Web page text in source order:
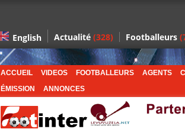
English Actualité (328) Footballeurs
ACCUEIL VIDEOS FOOTBALLEURS AGENTS
ÉMISSION
ANNONCES